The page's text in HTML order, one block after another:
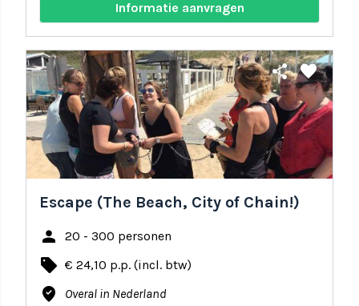
Informatie aanvragen
share favorite
Escape (The Beach, City of Chain!)
person 20 - 300 personen
local_offer € 24,10 p.p. (incl. btw)
where_to_vote Overal in Nederland